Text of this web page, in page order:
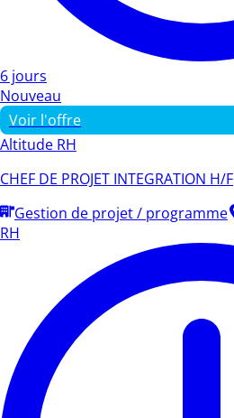
6 jours
Nouveau
Voir l'offre
Altitude RH
CHEF DE PROJET INTEGRATION H/F
Gestion de projet / programme
RH